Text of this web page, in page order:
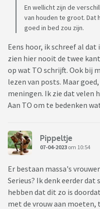
En wellicht zijn de
van houden te groot.
goed in bed zou zijn.
Eens hoor, ik schreef al
zien hier nooit de twee
op wat TO schrijft. Ook bij
lezen van posts. Maar
meningen. Ik zie dat velen
Aan TO om te bedenken
Pippeltje
07-04-2023 om 10:54
Er bestaan massa's
Serieus? Ik denk eerder
hebben dat dit zo is
met de vrouw aan moeten,